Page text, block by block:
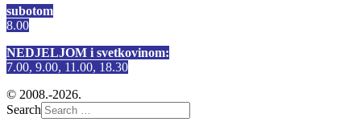
subotom
8.00
NEDJELJOM i svetkovinom:
7.00, 9.00, 11.00, 18.30
© 2008.-2026.
Search